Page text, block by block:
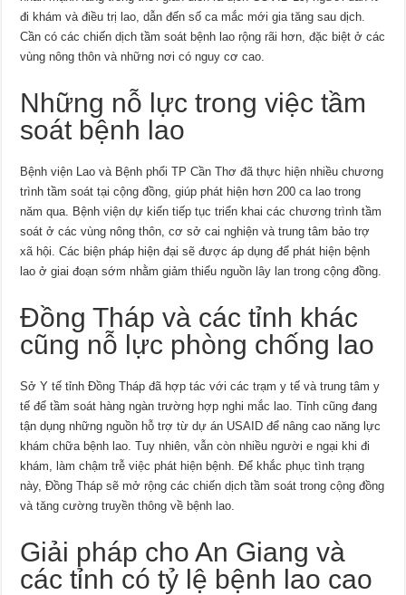
đi khám và điều trị lao, dẫn đến số ca mắc mới gia tăng sau dịch.
Cần có các chiến dịch tầm soát bệnh lao rộng rãi hơn, đặc biệt ở các
vùng nông thôn và những nơi có nguy cơ cao.
Những nỗ lực trong việc tầm
soát bệnh lao
Bệnh viện Lao và Bệnh phổi TP Cần Thơ đã thực hiện nhiều chương
trình tầm soát tại cộng đồng, giúp phát hiện hơn 200 ca lao trong
năm qua. Bệnh viện dự kiến tiếp tục triển khai các chương trình tầm
soát ở các vùng nông thôn, cơ sở cai nghiện và trung tâm bảo trợ
xã hội. Các biện pháp hiện đại sẽ được áp dụng để phát hiện bệnh
lao ở giai đoạn sớm nhằm giảm thiểu nguồn lây lan trong cộng đồng.
Đồng Tháp và các tỉnh khác
cũng nỗ lực phòng chống lao
Sở Y tế tỉnh Đồng Tháp đã hợp tác với các trạm y tế và trung tâm y
tế để tầm soát hàng ngàn trường hợp nghi mắc lao. Tỉnh cũng đang
tận dụng những nguồn hỗ trợ từ dự án USAID để nâng cao năng lực
khám chữa bệnh lao. Tuy nhiên, vẫn còn nhiều người e ngại khi đi
khám, làm chậm trễ việc phát hiện bệnh. Để khắc phục tình trạng
này, Đồng Tháp sẽ mở rộng các chiến dịch tầm soát trong cộng đồng
và tăng cường truyền thông về bệnh lao.
Giải pháp cho An Giang và
các tỉnh có tỷ lệ bệnh lao cao